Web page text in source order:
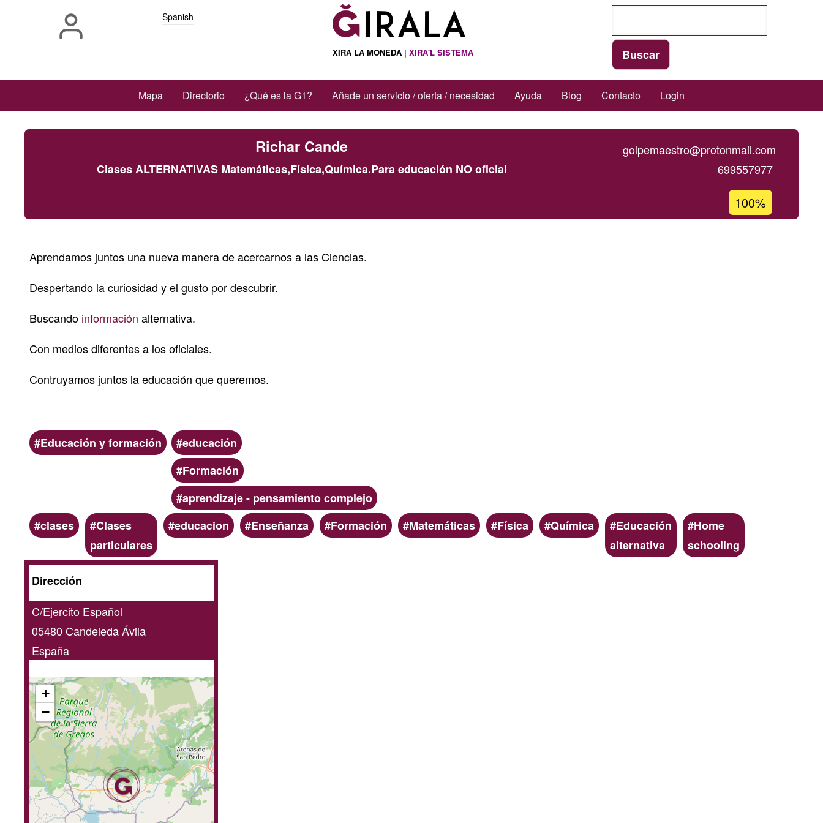
Spanish
XIRA LA MONEDA | XIRA'L SISTEMA
navigation
Mapa Directorio ¿Qué es la G1? Añade un servicio / oferta / necesidad Ayuda Blog Contacto Login
Richar Cande
Clases ALTERNATIVAS Matemáticas,Física,Química.Para educación NO oficial
golpemaestro@protonmail.com
699557977
Porcentaje
de
100%
Aprendamos juntos una nueva manera de acercarnos a las Ciencias.
Despertando la curiosidad y el gusto por descubrir.
Buscando información alternativa.
Con medios diferentes a los oficiales.
Contruyamos juntos la educación que queremos.
Ámbito
Educación y formación Categoria
educación
Formación
aprendizaje - pensamiento complejo
Palabras
clave
clases
Clases
particulares
educacion Enseñanza Formación Matemáticas Física Química
Educación
alternativa
Home
schooling
A
domicilio
/
online
Dirección
C/Ejercito Español
05480 CandeledaÁvila
España
+
−